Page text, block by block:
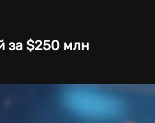
за $250 млн